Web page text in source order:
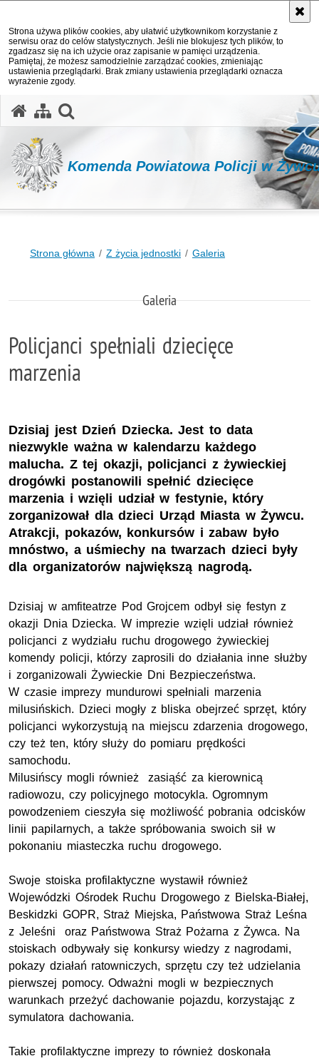
Strona używa plików cookies, aby ułatwić użytkownikom korzystanie z
serwisu oraz do celów statystycznych. Jeśli nie blokujesz tych plików, to
zgadzasz się na ich użycie oraz zapisanie w pamięci urządzenia.
Pamiętaj, że możesz samodzielnie zarządzać cookies, zmieniając
ustawienia przeglądarki. Brak zmiany ustawienia przeglądarki oznacza
wyrażenie zgody.
Komenda Powiatowa Policji w
Strona główna Z życia jednostki Galeria
Galeria
Policjanci spełniali dziecięce
marzenia
Dzisiaj jest Dzień Dziecka. Jest to data
niezwykle ważna w kalendarzu każdego
malucha. Z tej okazji, policjanci z żywieckiej
drogówki postanowili spełnić dziecięce
marzenia i wzięli udział w festynie, który
zorganizował dla dzieci Urząd Miasta w Żywcu.
Atrakcji, pokazów, konkursów i zabaw było
mnóstwo, a uśmiechy na twarzach dzieci były
dla organizatorów największą nagrodą.
Dzisiaj w amfiteatrze Pod Grojcem odbył się festyn z
okazji Dnia Dziecka. W imprezie wzięli udział również
policjanci z wydziału ruchu drogowego żywieckiej
komendy policji, którzy zaprosili do działania inne służby
i zorganizowali Żywieckie Dni Bezpieczeństwa.
W czasie imprezy mundurowi spełniali marzenia
milusińskich. Dzieci mogły z bliska obejrzeć sprzęt, który
policjanci wykorzystują na miejscu zdarzenia drogowego,
czy też ten, który służy do pomiaru prędkości
samochodu.
Milusińscy mogli również zasiąść za kierownicą
radiowozu, czy policyjnego motocykla. Ogromnym
powodzeniem cieszyła się możliwość pobrania odcisków
linii papilarnych, a także spróbowania swoich sił w
pokonaniu miasteczka ruchu drogowego.
Swoje stoiska profilaktyczne wystawił również
Wojewódzki Ośrodek Ruchu Drogowego z Bielska-Białej,
Beskidzki GOPR, Straż Miejska, Państwowa Straż Leśna
z Jeleśni oraz Państwowa Straż Pożarna z Żywca. Na
stoiskach odbywały się konkursy wiedzy z nagrodami,
pokazy działań ratowniczych, sprzętu czy też udzielania
pierwszej pomocy. Odważni mogli w bezpiecznych
warunkach przeżyć dachowanie pojazdu, korzystając z
symulatora dachowania.
Takie profilaktyczne imprezy to również doskonała